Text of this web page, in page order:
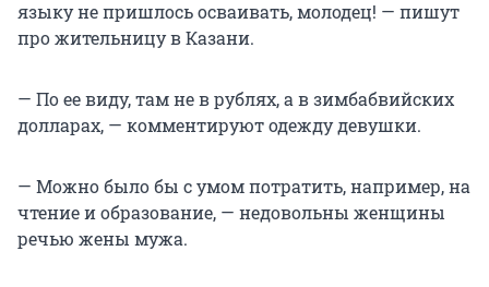
языку не пришлось осваивать, молодец! — пишут
про жительницу в Казани.
— По ее виду, там не в рублях, а в зимбабвийских
долларах, — комментируют одежду девушки.
— Можно было бы с умом потратить, например, на
чтение и образование, — недовольны женщины
речью жены мужа.